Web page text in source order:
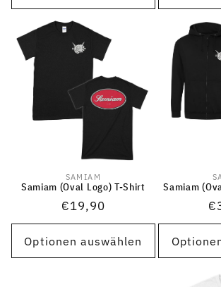
Anbieter:
SAMIAM
Samiam (Oval Logo) T-Shirt
Normaler
Preis
€19,90
Optionen auswählen
Samiam